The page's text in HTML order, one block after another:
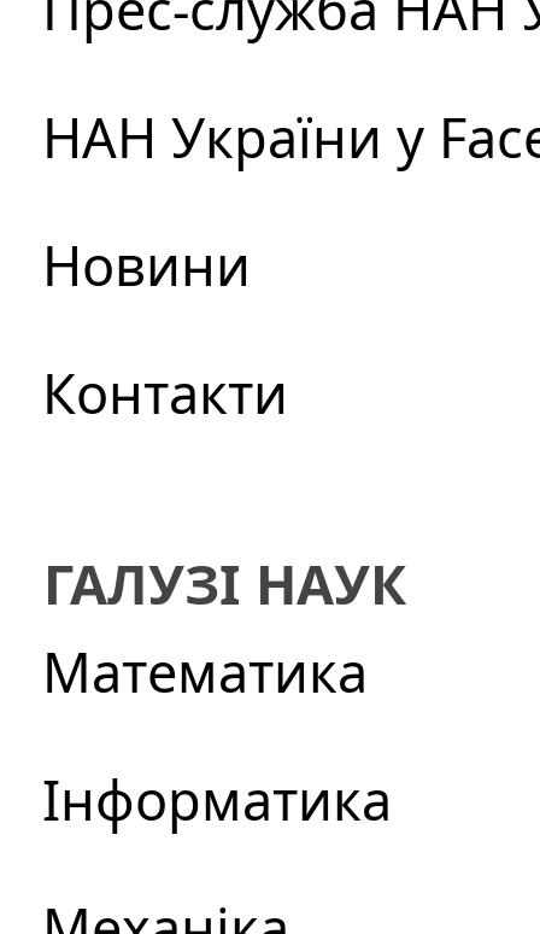
НАН України у
Новини
Контакти
ГАЛУЗІ НАУК
Математика
Інформатика